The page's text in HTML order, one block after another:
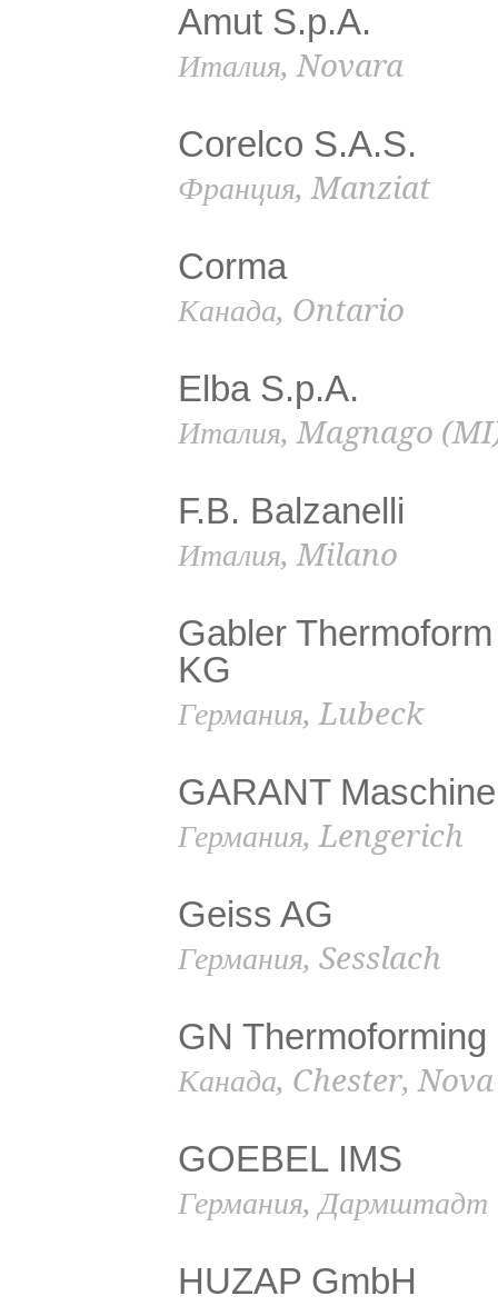
Amut S.p.A.
Италия, Novara
Corelco S.A.S.
Франция, Manziat
Corma
Канада, Ontario
Elba S.p.A.
Италия, Magnago
F.B. Balzanelli
Италия, Milano
Gabler
KG
Германия, Lubeck
GARANT
Германия, Lengerich
Geiss AG
Германия, Sesslach
GN
Канада, Chester,
GOEBEL IMS
Германия, Дармштадт
HUZAP GmbH